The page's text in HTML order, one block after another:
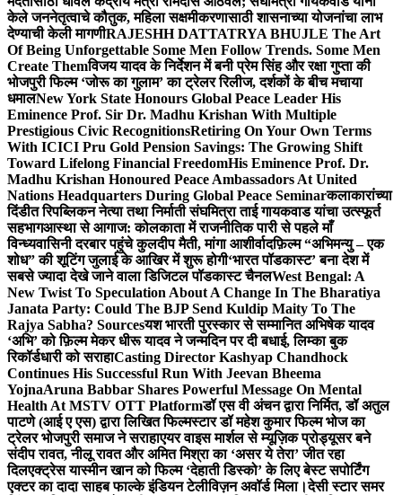
केले जननेतृत्वाचे कौतुक, महिला सक्षमीकरणासाठी शासनाच्या योजनांचा लाभ
देण्याची केली मागणीRAJESHH DATTATRYA BHUJLE The Art
Of Being Unforgettable Some Men Follow Trends. Some Men
Create Themविजय यादव के निर्देशन में बनी प्रेम सिंह और रक्षा गुप्ता की
भोजपुरी फिल्म ‘जोरू का गुलाम’ का ट्रेलर रिलीज, दर्शकों के बीच मचाया
धमालNew York State Honours Global Peace Leader His
Eminence Prof. Sir Dr. Madhu Krishan With Multiple
Prestigious Civic RecognitionsRetiring On Your Own Terms
With ICICI Pru Gold Pension Savings: The Growing Shift
Toward Lifelong Financial FreedomHis Eminence Prof. Dr.
Madhu Krishan Honoured Peace Ambassadors At United
Nations Headquarters During Global Peace Seminarकलाकारांच्या
दिंडीत रिपब्लिकन नेत्या तथा निर्माती संघमित्रा ताई गायकवाड यांचा उत्स्फूर्त
सहभागआस्था से आगाज: कोलकाता में राजनीतिक पारी से पहले माँ
विन्ध्यवासिनी दरबार पहुंचे कुलदीप मैती, मांगा आशीर्वादफ़िल्म “अभिमन्यु – एक
शोध” की शूटिंग जुलाई के आखिर में शुरू होगी‘भारत पॉडकास्ट’ बना देश में
सबसे ज्यादा देखे जाने वाला डिजिटल पॉडकास्ट चैनलWest Bengal: A
New Twist To Speculation About A Change In The Bharatiya
Janata Party: Could The BJP Send Kuldip Maity To The
Rajya Sabha? Sourcesयश भारती पुरस्कार से सम्मानित अभिषेक यादव
‘अभि’ को फ़िल्म मेकर धीरू यादव ने जन्मदिन पर दी बधाई, लिम्का बुक
रिकॉर्डधारी को सराहाCasting Director Kashyap Chandhock
Continues His Successful Run With Jeevan Bheema
YojnaAruna Babbar Shares Powerful Message On Mental
Health At MSTV OTT Platformडॉ एस वी अंचन द्वारा निर्मित, डॉ अतुल
पाटणे (आई ए एस) द्वारा लिखित फिल्मस्टार डॉ महेश कुमार फिल्म भोज का
ट्रेलर भोजपुरी समाज ने सराहाएयर वाइस मार्शल से म्यूज़िक प्रोड्यूसर बने
संदीप रावत, नीलू रावत और अमित मिश्रा का ‘असर ये तेरा’ जीत रहा
दिलएक्ट्रेस यास्मीन खान को फिल्म ‘देहाती डिस्को’ के लिए बेस्ट सपोर्टिंग
एक्टर का दादा साहब फाल्के इंडियन टेलीविज़न अवॉर्ड मिला।देसी स्टार समर